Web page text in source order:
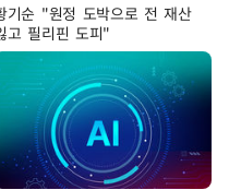
기순 "원정 도박으로 전 재산
고 필리핀 도피"